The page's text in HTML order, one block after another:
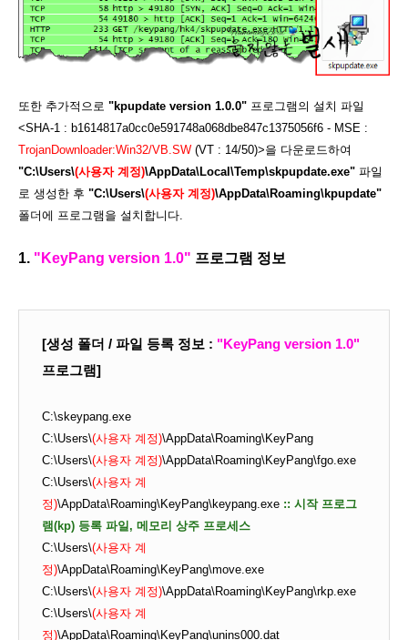
또한 추가적으로 "kpupdate version 1.0.0" 프로그램의 설치 파일
<SHA-1 : b1614817a0cc0e591748a068dbe847c1375056f6 - MSE :
TrojanDownloader:Win32/VB.SW (VT : 14/50)>을 다운로드하여
"C:\Users\(사용자 계정)\AppData\Local\Temp\skpupdate.exe" 파일
로 생성한 후 "C:\Users\(사용자 계정)\AppData\Roaming\kpupdate"
폴더에 프로그램을 설치합니다.
1. "KeyPang version 1.0" 프로그램 정보
[생성 폴더 / 파일 등록 정보 : "KeyPang version 1.0"
프로그램]
C:\skeypang.exe
C:\Users\(사용자 계정)\AppData\Roaming\KeyPang
C:\Users\(사용자 계정)\AppData\Roaming\KeyPang\fgo.exe
C:\Users\(사용자 계
정)\AppData\Roaming\KeyPang\keypang.exe :: 시작 프로그
램(kp) 등록 파일, 메모리 상주 프로세스
C:\Users\(사용자 계
정)\AppData\Roaming\KeyPang\move.exe
C:\Users\(사용자 계정)\AppData\Roaming\KeyPang\rkp.exe
C:\Users\(사용자 계
정)\AppData\Roaming\KeyPang\unins000.dat